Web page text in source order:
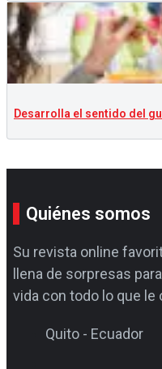
Desarrolla el sentido del
Quiénes somos
Su revista online
llena de sorpresas
vida con todo lo que
Quito - Ecuador